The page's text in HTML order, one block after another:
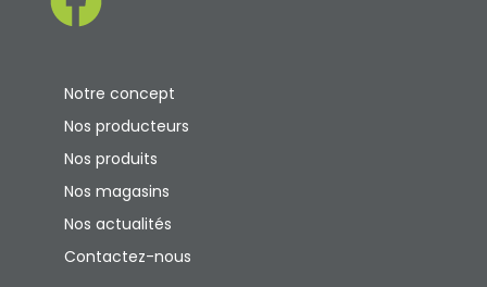
Notre concept
Nos producteurs
Nos produits
Nos magasins
Nos actualités
Contactez-nous